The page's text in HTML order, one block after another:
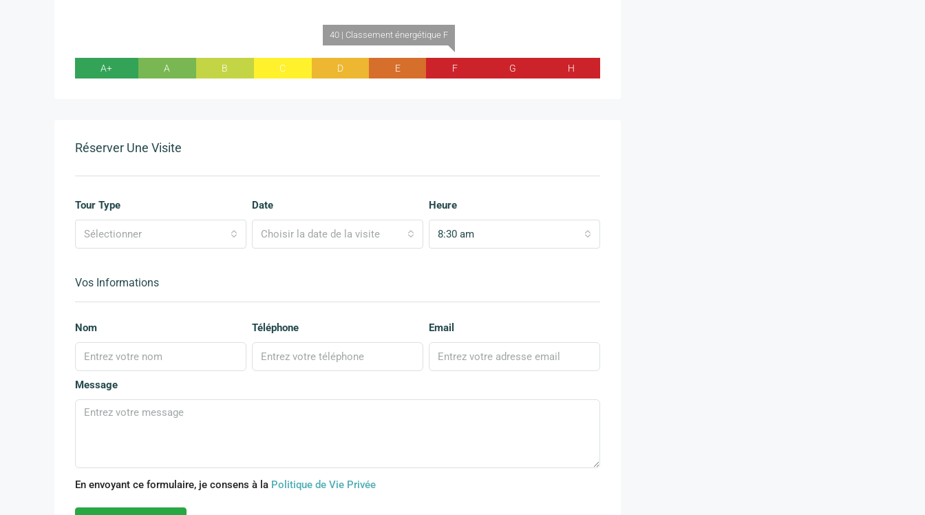
A+ A B C D E
40 | Classement énergétique F
F G H
Réserver Une Visite
Tour Type
Sélectionner
Date
Choisir la date de la visite
Heure
8:30 am
Vos Informations
Nom Téléphone Email
Message
En envoyant ce formulaire, je consens à la Politique de Vie Privée